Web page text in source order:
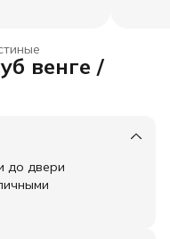
венге /
до двери